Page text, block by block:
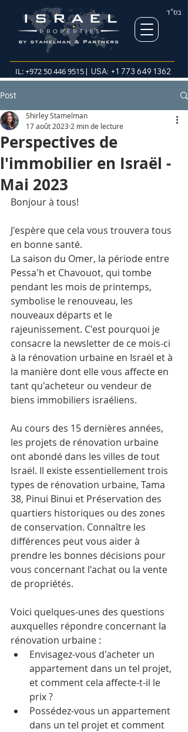
בס"ד
IL:+972 50 446 9515| USA: +1 773 649 1362
Post
Perspectives de
l'immobilier en Israël -
Mai 2023
Shirley Stamelman
17 août 2023 2 min de lecture
Bonjour à tous!
J'espère que cela vous trouvera tous
en bonne santé.
La saison du Omer, la période entre
Pessa'h et Chavouot, qui tombe
pendant les mois de printemps,
symbolise le renouveau, les
nouveaux départs et le
rajeunissement. C'est pourquoi je
consacre la newsletter de ce mois-ci
à la rénovation urbaine en Israël et à
la manière dont elle vous affecte en
tant qu'acheteur ou vendeur de
biens immobiliers israéliens.
Au cours des 15 dernières années,
les projets de rénovation urbaine
ont abondé dans les villes de tout
Israël. Il existe essentiellement trois
types de rénovation urbaine, Tama
38, Pinui Binui et Préservation des
quartiers historiques ou des zones
de conservation. Connaître les
différences peut vous aider à
prendre les bonnes décisions pour
vous concernant l'achat ou la vente
de propriétés.
Voici quelques-unes des questions
auxquelles répondre concernant la
rénovation urbaine :
Envisagez-vous d'acheter un
appartement dans un tel projet,
et comment cela affecte-t-il le
prix ?
Possédez-vous un appartement
dans un tel projet et comment